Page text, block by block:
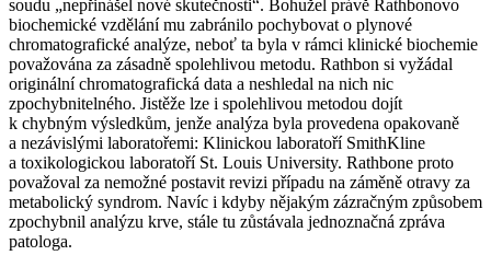
soudu „nepřinášel nové skutečnosti“. Bohužel právě Rathbonovo
biochemické vzdělání mu zabránilo pochybovat o plynové
chromatografické analýze, neboť ta byla v rámci klinické biochemie
považována za zásadně spolehlivou metodu. Rathbon si vyžádal
originální chromatografická data a neshledal na nich nic
zpochybnitelného. Jistěže lze i spolehlivou metodou dojít
k chybným výsledkům, jenže analýza byla provedena opakovaně
a nezávislými laboratořemi: Klinickou laboratoří SmithKline
a toxikologickou laboratoří St. Louis University. Rathbone proto
považoval za nemožné postavit revizi případu na záměně otravy za
metabolický syndrom. Navíc i kdyby nějakým zázračným způsobem
zpochybnil analýzu krve, stále tu zůstávala jednoznačná zpráva
patologa.